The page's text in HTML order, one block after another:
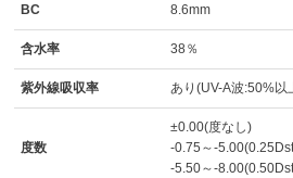
BC 8.6mm
含水率 38％
紫外線吸収率 あり(UV-A波:50%以
度数
±0.00(度なし)
-0.75～-
-5.50～-